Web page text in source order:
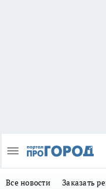
Все новости Заказать